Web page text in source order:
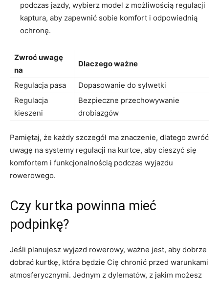
podczas jazdy, wybierz model⁤ z ​możliwością regulacji
kaptura, aby zapewnić⁢ sobie komfort i odpowiednią
ochronę.
Zwroć uwagę
na
Dlaczego ważne
Regulacja pasa
Dopasowanie do sylwetki
Regulacja‍
kieszeni
Bezpieczne⁣ przechowywanie
drobiazgów
Pamiętaj, że każdy szczegół ma znaczenie, dlatego⁤ zwróć
uwagę na systemy ‍regulacji⁤ na kurtce, aby cieszyć się
komfortem i funkcjonalnością podczas wyjazdu
rowerowego.
Czy kurtka‍ powinna ⁢mieć
podpinkę?
Jeśli planujesz wyjazd rowerowy, ważne jest,⁢ aby ⁢dobrze
dobrać ⁢kurtkę, która⁣ będzie Cię chronić przed warunkami
​atmosferycznymi. Jednym z dylematów, z jakim możesz